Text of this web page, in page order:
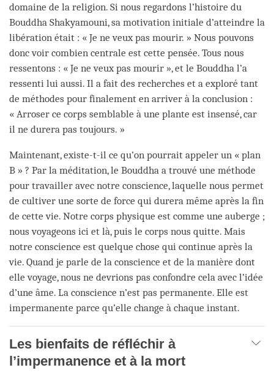
domaine de la religion. Si nous regardons l’histoire du
Bouddha Shakyamouni, sa motivation initiale d’atteindre la
libération était : « Je ne veux pas mourir. » Nous pouvons
donc voir combien centrale est cette pensée. Tous nous
ressentons : « Je ne veux pas mourir », et le Bouddha l’a
ressenti lui aussi. Il a fait des recherches et a exploré tant
de méthodes pour finalement en arriver à la conclusion :
« Arroser ce corps semblable à une plante est insensé, car
il ne durera pas toujours. »
Maintenant, existe-t-il ce qu’on pourrait appeler un « plan
B » ? Par la méditation, le Bouddha a trouvé une méthode
pour travailler avec notre conscience, laquelle nous permet
de cultiver une sorte de force qui durera même après la fin
de cette vie. Notre corps physique est comme une auberge ;
nous voyageons ici et là, puis le corps nous quitte. Mais
notre conscience est quelque chose qui continue après la
vie. Quand je parle de la conscience et de la manière dont
elle voyage, nous ne devrions pas confondre cela avec l’idée
d’une âme. La conscience n’est pas permanente. Elle est
impermanente parce qu’elle change à chaque instant.
Les bienfaits de réfléchir à
l’impermanence et à la mort